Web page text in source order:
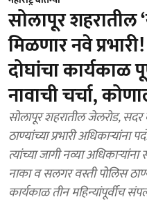
सोलापूर शहरातील
मिळणार नवे
दोघांचा कार्यकाळ
नावाची चर्चा,
सोलापूर शहरातील जेलरोड,
ठाण्यांच्या प्रभारी
त्यांच्या जागी नव्या
नाका व सलगर वस्ती पोलिस
कार्यकाळ तीन महिन्यांपूर्वीच